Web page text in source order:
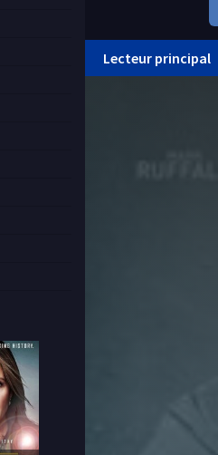
Lecteur principal